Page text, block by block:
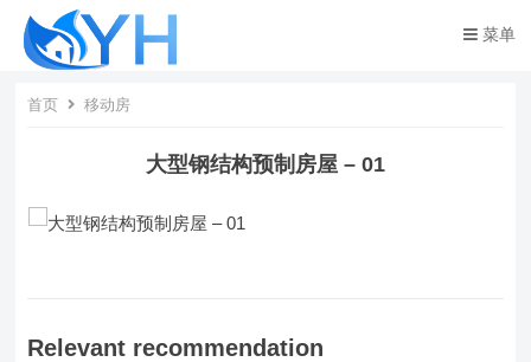
菜单
首页 移动房
大型钢结构预制房屋 – 01
Relevant recommendation